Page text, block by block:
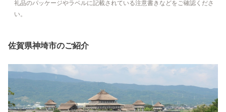
礼品のパッケージやラベルに記載されている注意書きなどをご確認くださ
い。
佐賀県神埼市のご紹介